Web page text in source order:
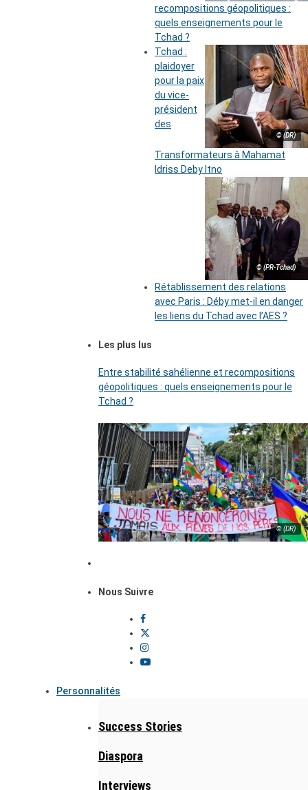
recompositions géopolitiques :
quels enseignements pour le
Tchad ?
© (DR)
Tchad :
plaidoyer
pour la paix
du vice-
président
des
Transformateurs à Mahamat
Idriss Deby Itno
© (PR-Tchad)
Rétablissement des relations
avec Paris : Déby met-il en danger
les liens du Tchad avec l’AES ?
Les plus lus
Entre stabilité sahélienne et recompositions
géopolitiques : quels enseignements pour le
Tchad ?
© (DR)
Nous Suivre
Personnalités
Success Stories
Diaspora
Interviews